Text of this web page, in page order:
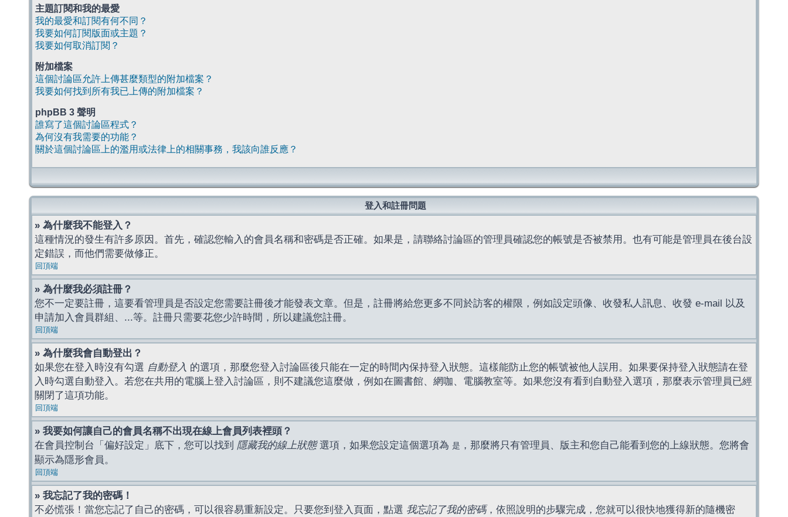
主題訂閱和我的最愛
我的最愛和訂閱有何不同？
我要如何訂閱版面或主題？
我要如何取消訂閱？
附加檔案
這個討論區允許上傳甚麼類型的附加檔案？
我要如何找到所有我已上傳的附加檔案？
phpBB 3 聲明
誰寫了這個討論區程式？
為何沒有我需要的功能？
關於這個討論區上的濫用或法律上的相關事務，我該向誰反應？
登入和註冊問題
» 為什麼我不能登入？
這種情況的發生有許多原因。首先，確認您輸入的會員名稱和密碼是否正確。如果是，請聯絡討論區的管理員確認您的帳號是否被禁用。也有可能是管理員在後台設
定錯誤，而他們需要做修正。
回頂端
» 為什麼我必須註冊？
您不一定要註冊，這要看管理員是否設定您需要註冊後才能發表文章。但是，註冊將給您更多不同於訪客的權限，例如設定頭像、收發私人訊息、收發 e-mail 以及
申請加入會員群組、...等。註冊只需要花您少許時間，所以建議您註冊。
回頂端
» 為什麼我會自動登出？
如果您在登入時沒有勾選 自動登入 的選項，那麼您登入討論區後只能在一定的時間內保持登入狀態。這樣能防止您的帳號被他人誤用。如果要保持登入狀態請在登
入時勾選自動登入。若您在共用的電腦上登入討論區，則不建議您這麼做，例如在圖書館、網咖、電腦教室等。如果您沒有看到自動登入選項，那麼表示管理員已經
關閉了這項功能。
回頂端
» 我要如何讓自己的會員名稱不出現在線上會員列表裡頭？
在會員控制台「偏好設定」底下，您可以找到 隱藏我的線上狀態選項，如果您設定這個選項為 是 ，那麼將只有管理員、版主和您自己能看到您的上線狀態。您將會
顯示為隱形會員。
回頂端
» 我忘記了我的密碼！
不必慌張！當您忘記了自己的密碼，可以很容易重新設定。只要您到登入頁面，點選 我忘記了我的密碼，依照說明的步驟完成，您就可以很快地獲得新的隨機密